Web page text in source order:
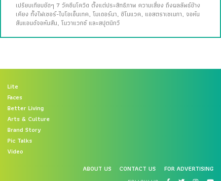
เปรียบเทียบชัดๆ 7 วัคซีนโควิด ตั้งแต่ประสิทธิภาพ ความเสี่ยง ถึงผลลัพธ์ข้าง
เคียง ทั้งไฟเซอร์-ไบโอเอ็นเทค, โมเดอร์นา, ซิโนแวค, แอสตราเซเนกา, จอห์น
สันแอนด์จอห์นสัน, โนวาแวกซ์ และสปุตนิกวี
Lite
Faces
Better Living
Arts & Culture
Brand Story
Pic Talks
Video
ABOUT US
CONTACT US
FOR ADVERTISING